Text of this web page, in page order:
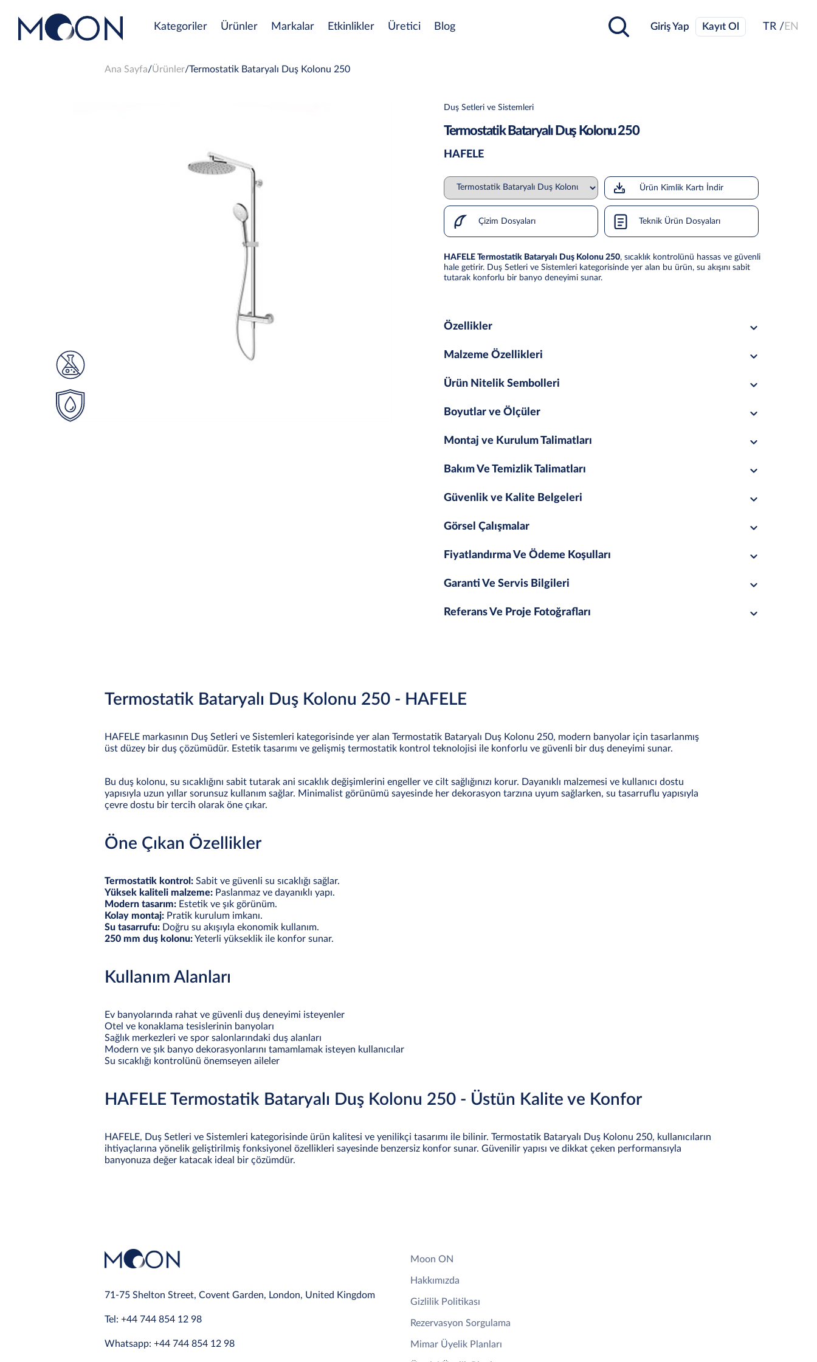
Kategoriler Ürünler Markalar Etkinlikler Üretici Blog Giriş Yap Kayıt Ol TR / EN
Ana Sayfa Ürünler Termostatik Bataryalı Duş Kolonu 250
Duş Setleri ve Sistemleri
Termostatik Bataryalı Duş Kolonu 250
HAFELE
Ürün Kimlik Kartı İndir
Çizim Dosyaları Teknik Ürün Dosyaları
HAFELE Termostatik Bataryalı Duş Kolonu 250, sıcaklık kontrolünü hassas ve güvenli
hale getirir. Duş Setleri ve Sistemleri kategorisinde yer alan bu ürün, su akışını sabit
tutarak konforlu bir banyo deneyimi sunar.
Özellikler
Malzeme Özellikleri
Ürün Nitelik Sembolleri
Boyutlar ve Ölçüler
Montaj ve Kurulum Talimatları
Bakım Ve Temizlik Talimatları
Güvenlik ve Kalite Belgeleri
Görsel Çalışmalar
Fiyatlandırma Ve Ödeme Koşulları
Garanti Ve Servis Bilgileri
Referans Ve Proje Fotoğrafları
Termostatik Bataryalı Duş Kolonu 250 - HAFELE
HAFELE markasının Duş Setleri ve Sistemleri kategorisinde yer alan Termostatik Bataryalı Duş Kolonu 250, modern banyolar için tasarlanmış
üst düzey bir duş çözümüdür. Estetik tasarımı ve gelişmiş termostatik kontrol teknolojisi ile konforlu ve güvenli bir duş deneyimi sunar.
Bu duş kolonu, su sıcaklığını sabit tutarak ani sıcaklık değişimlerini engeller ve cilt sağlığınızı korur. Dayanıklı malzemesi ve kullanıcı dostu
yapısıyla uzun yıllar sorunsuz kullanım sağlar. Minimalist görünümü sayesinde her dekorasyon tarzına uyum sağlarken, su tasarruflu yapısıyla
çevre dostu bir tercih olarak öne çıkar.
Öne Çıkan Özellikler
Termostatik kontrol: Sabit ve güvenli su sıcaklığı sağlar.
Yüksek kaliteli malzeme: Paslanmaz ve dayanıklı yapı.
Modern tasarım: Estetik ve şık görünüm.
Kolay montaj: Pratik kurulum imkanı.
Su tasarrufu: Doğru su akışıyla ekonomik kullanım.
250 mm duş kolonu:Yeterli yükseklik ile konfor sunar.
Kullanım Alanları
Ev banyolarında rahat ve güvenli duş deneyimi isteyenler
Otel ve konaklama tesislerinin banyoları
Sağlık merkezleri ve spor salonlarındaki duş alanları
Modern ve şık banyo dekorasyonlarını tamamlamak isteyen kullanıcılar
Su sıcaklığı kontrolünü önemseyen aileler
HAFELE Termostatik Bataryalı Duş Kolonu 250 - Üstün Kalite ve Konfor
HAFELE, Duş Setleri ve Sistemleri kategorisinde ürün kalitesi ve yenilikçi tasarımı ile bilinir. Termostatik Bataryalı Duş Kolonu 250, kullanıcıların
ihtiyaçlarına yönelik geliştirilmiş fonksiyonel özellikleri sayesinde benzersiz konfor sunar. Güvenilir yapısı ve dikkat çeken performansıyla
banyonuza değer katacak ideal bir çözümdür.
71-75 Shelton Street, Covent Garden, London, United Kingdom
Tel: +44 744 854 12 98
Whatsapp: +44 744 854 12 98
Moon ON
Hakkımızda
Gizlilik Politikası
Rezervasyon Sorgulama
Mimar Üyelik Planları